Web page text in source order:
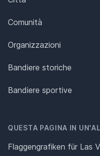
Comunità
Organizzazioni
Bandiere storiche
Bandiere sportive
QUESTA PAGINA IN
Flaggengrafiken für Las